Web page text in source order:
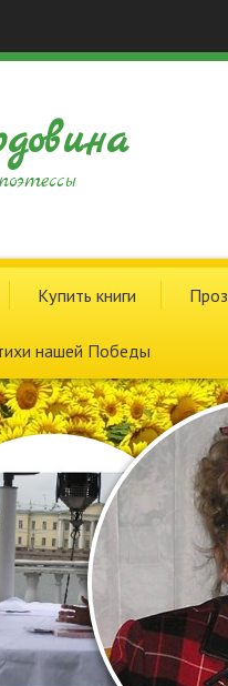
Купить книги
нашей Победы